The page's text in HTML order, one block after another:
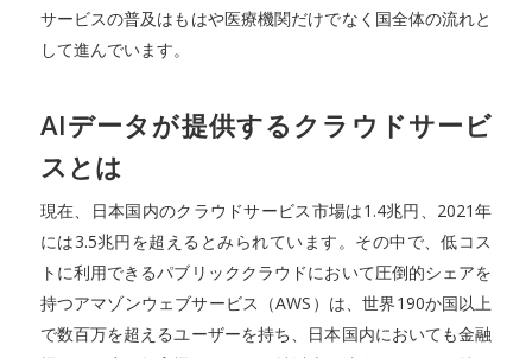
サービスの普及はもはや医療機関だけでなく国全体の流れと
して進んでいます。
AIデータが提供するクラウドサービ
スとは
現在、日本国内のクラウドサービス市場は1.4兆円、2021年
には3.5兆円を超えるとみられています。その中で、低コス
トに利用できるパブリッククラウドにおいて圧倒的シェアを
持つアマゾンウェブサービス（AWS）は、世界190か国以上
で数百万を超えるユーザーを持ち、日本国内においても金融